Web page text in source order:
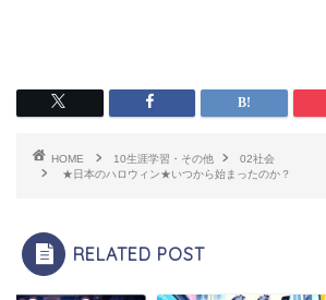
HOME 10生涯学習・その他
02社会
★日本のハロウィン★いつから始まったのか？
RELATED POST